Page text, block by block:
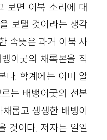
보면 이북 소리에 대
보탤 것이라는 생각
속뜻은 과거 이북 사
이굿의 채록본을 직
다. 학계에는 이미 알
는 배뱅이굿의 선본
롭고 생생한 배뱅이
것이다. 저자는 일일